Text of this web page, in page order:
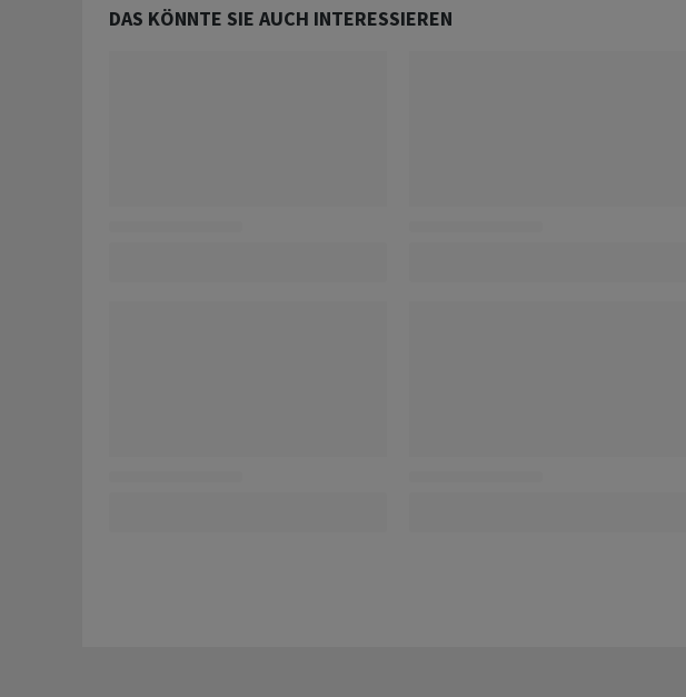
DAS KÖNNTE SIE AUCH INTERESSIEREN